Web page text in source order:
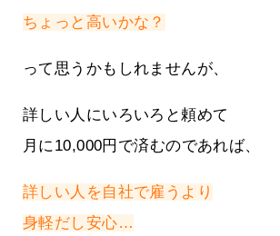
ちょっと高いかな？
って思うかもしれませんが、
詳しい人にいろいろと頼めて
月に10,000円で済むのであれば、
詳しい人を自社で雇うより
身軽だし安心…